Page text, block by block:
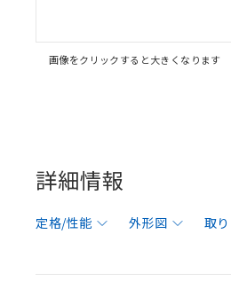
画像をクリックすると大きくなります
詳細情報
定格/性能 外形図 取